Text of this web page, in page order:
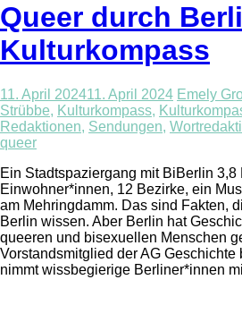
Queer durch
Kulturkompass
11. April 202411. April 2024 Emely
Strübbe, Kulturkompass,
Redaktionen, Sendungen,
queer
Ein Stadtspaziergang mit BiBerlin 3,8
Einwohner*innen, 12 Bezirke, ein
am Mehringdamm. Das sind Fakten,
Berlin wissen. Aber Berlin hat
queeren und bisexuellen Menschen
Vorstandsmitglied der AG
nimmt wissbegierige Berliner*innen